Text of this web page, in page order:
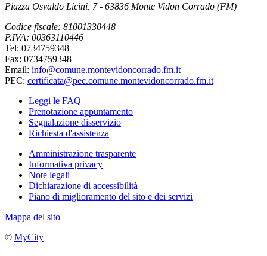
Piazza Osvaldo Licini, 7 - 63836 Monte Vidon Corrado (FM)
Codice fiscale: 81001330448
P.IVA: 00363110446
Tel: 0734759348
Fax: 0734759348
Email: info@comune.montevidoncorrado.fm.it
PEC: certificata@pec.comune.montevidoncorrado.fm.it
Leggi le FAQ
Prenotazione appuntamento
Segnalazione disservizio
Richiesta d'assistenza
Amministrazione trasparente
Informativa privacy
Note legali
Dichiarazione di accessibilità
Piano di miglioramento del sito e dei servizi
Mappa del sito
© MyCity